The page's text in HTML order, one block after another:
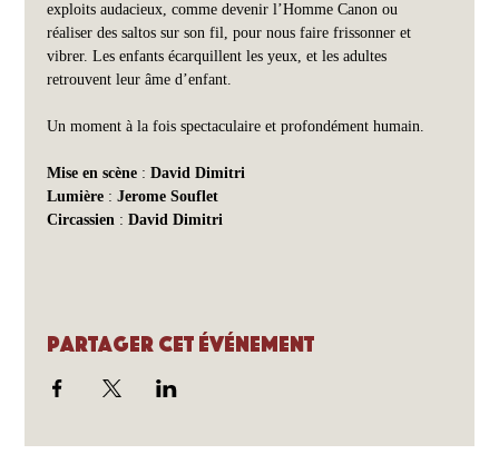
exploits audacieux, comme devenir l’Homme Canon ou
réaliser des saltos sur son fil, pour nous faire frissonner et
vibrer. Les enfants écarquillent les yeux, et les adultes
retrouvent leur âme d’enfant.
Un moment à la fois spectaculaire et profondément humain.
Mise en scène : David Dimitri
Lumière : Jerome Souflet
Circassien : David Dimitri
Partager cet événement